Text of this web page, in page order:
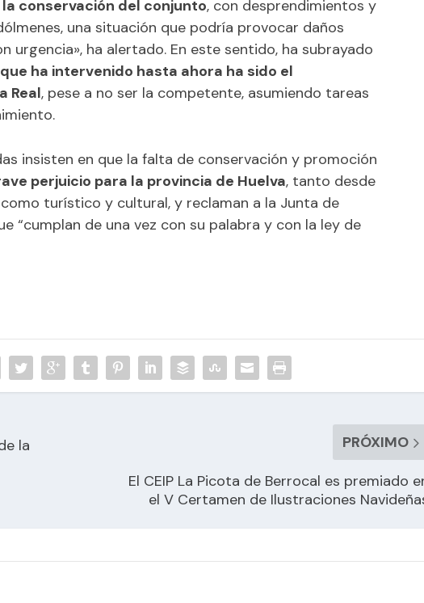
conservación del conjunto, con desprendimientos y
una situación que podría provocar daños
urgencia», ha alertado. En este sentido, ha subrayado
ha intervenido hasta ahora ha sido el
Real, pese a no ser la competente, asumiendo tareas
insisten en que la falta de conservación y promoción
perjuicio para la provincia de Huelva, tanto desde
turístico y cultural, y reclaman a la Junta de
“cumplan de una vez con su palabra y con la ley de
la
PRÓXIMO
El CEIP La Picota de Berrocal es premiado
el V Certamen de Ilustraciones